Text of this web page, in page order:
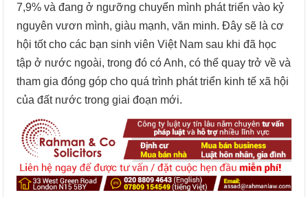
7,9% và đang ở ngưỡng chuyển mình phát triển vào kỷ
nguyên vươn mình, giàu mạnh, văn minh. Đây sẽ là cơ
hội tốt cho các bạn sinh viên Việt Nam sau khi đã học
tập ở nước ngoài, trong đó có Anh, có thể quay trở về và
tham gia đóng góp cho quá trình phát triển kinh tế xã hội
của đất nước trong giai đoạn mới.